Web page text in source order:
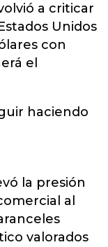
a criticar
Unidos
con
el
haciendo
la presión
al
valorados